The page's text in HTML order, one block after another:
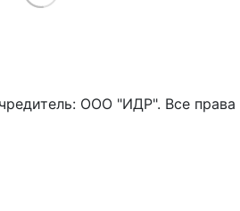
ООО "ИДР". Все права